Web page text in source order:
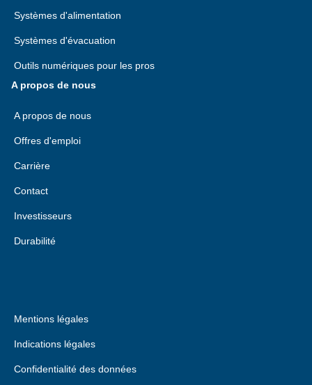
Systèmes d'alimentation
Systèmes d'évacuation
Outils numériques pour les pros
A propos de nous
A propos de nous
Offres d'emploi
Carrière
Contact
Investisseurs
Durabilité
Mentions légales
Indications légales
Confidentialité des données